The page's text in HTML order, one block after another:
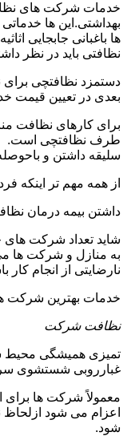
خدمات شرکت های
بهداشتی.این ها
ها باغبانی جابجایی
نظافتی باید در نظر
دستمزد نظافتچی
بعدی در تعیین قیمت
برای کارهای نظافت
طرف نظافتچی است.
سلیقه داشتن و
از همه مهم تر اینکه
داشتن بیمه درمان
شاید تعداد شرکت های
به منازل و شرکت ها
نارضایتی از انجام
خدمات بهترین شرکت
نظافت شرکت
تمیزی همیشگی محیط
غبارروبی شستشوی
معمولاً شرکت ها برای
اعزام می شود
شود.